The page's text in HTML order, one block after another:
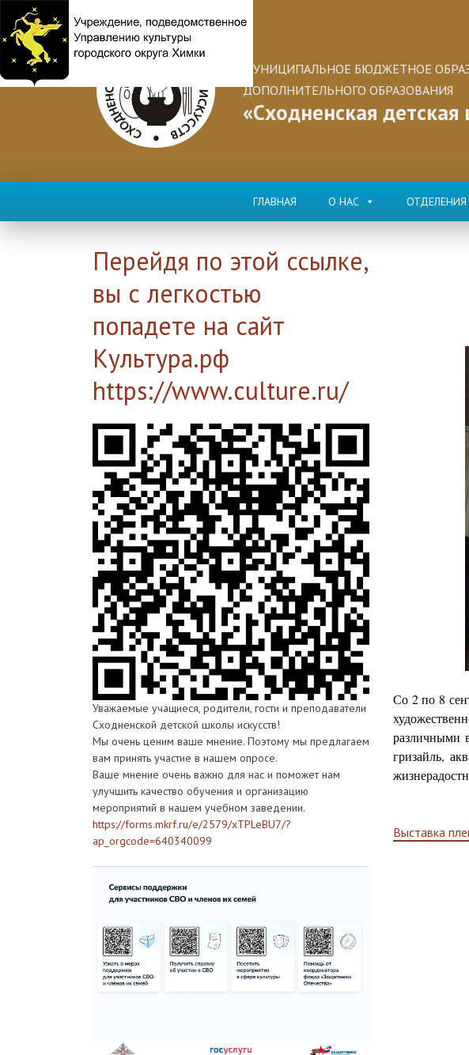
МУНИЦИПАЛЬНОЕ БЮДЖЕТНОЕ
ДОПОЛНИТЕЛЬНОГО ОБРАЗОВАНИЯ
«Сходненская детская
ГЛАВНАЯ О НАС ОТДЕЛЕНИЯ
Со 2 по 8
различными
гризайль,
Выставка
Перейдя по этой ссылке,
вы с легкостью
попадете на сайт
Культура.рф
https://www.culture.ru/
Уважаемые учащиеся, родители, гости и преподаватели
Сходненской детской школы искусств!
Мы очень ценим ваше мнение. Поэтому мы предлагаем
вам принять участие в нашем опросе.
Ваше мнение очень важно для нас и поможет нам
улучшить качество обучения и организацию
мероприятий в нашем учебном заведении.
https://forms.mkrf.ru/e/2579/xTPLeBU7/?
ap_orgcode=640340099